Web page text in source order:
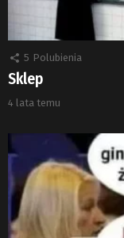
5 Polubienia
Sklep
4 lata temu